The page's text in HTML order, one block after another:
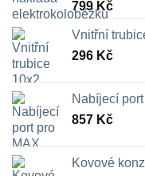
799Kč
Vnitřní
296 Kč
Nabíjecí
857 Kč
Kovové